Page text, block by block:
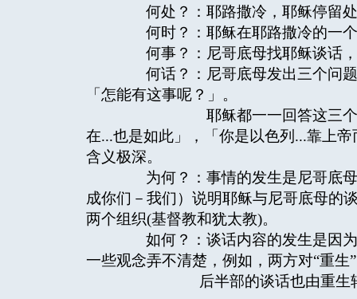
何处？：耶路撒冷，耶稣停留处
何时？：耶稣在耶路撒冷的一
何事？：尼哥底母找耶稣谈话，
何话？：尼哥底母发出三个问题
「怎能有这事呢？」。
耶稣都一一回答这三个问题
在...也是如此」，「你是以色列...靠上
含义极深。
为何？：事情的发生是尼哥底母
成你们－我们）说明耶稣与尼哥底母的
两个组织(基督教和犹太教)。
如何？：谈话内容的发生是因为
一些观念弄不清楚，例如，两方对“重
后半部的谈话也由重